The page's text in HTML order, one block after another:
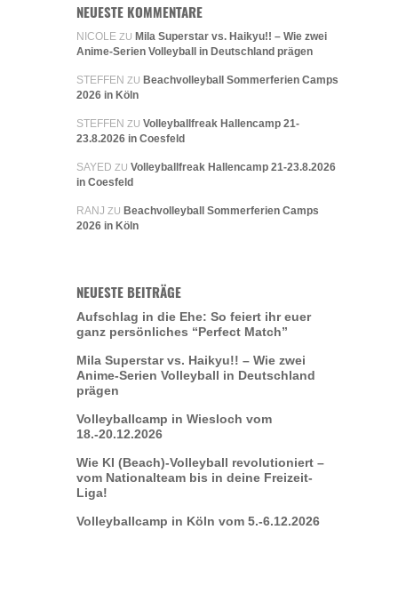
NEUESTE KOMMENTARE
NICOLE ZU Mila Superstar vs. Haikyu!! – Wie zwei
Anime-Serien Volleyball in Deutschland prägen
STEFFEN ZU Beachvolleyball Sommerferien Camps
2026 in Köln
STEFFEN ZU Volleyballfreak Hallencamp 21-
23.8.2026 in Coesfeld
SAYED ZU Volleyballfreak Hallencamp 21-23.8.2026
in Coesfeld
RANJ ZU Beachvolleyball Sommerferien Camps
2026 in Köln
NEUESTE BEITRÄGE
Aufschlag in die Ehe: So feiert ihr euer
ganz persönliches “Perfect Match”
Mila Superstar vs. Haikyu!! – Wie zwei
Anime-Serien Volleyball in Deutschland
prägen
Volleyballcamp in Wiesloch vom
18.-20.12.2026
Wie KI (Beach)-Volleyball revolutioniert –
vom Nationalteam bis in deine Freizeit-
Liga!
Volleyballcamp in Köln vom 5.-6.12.2026